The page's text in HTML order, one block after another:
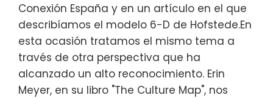
Conexión España y en un artículo en el que
describíamos el modelo 6-D de Hofstede.En
esta ocasión tratamos el mismo tema a
través de otra perspectiva que ha
alcanzado un alto reconocimiento. Erin
Meyer, en su libro "The Culture Map", nos